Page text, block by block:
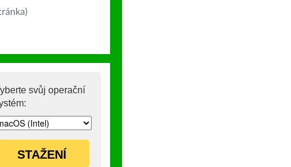
svůj operační
STAŽENÍ